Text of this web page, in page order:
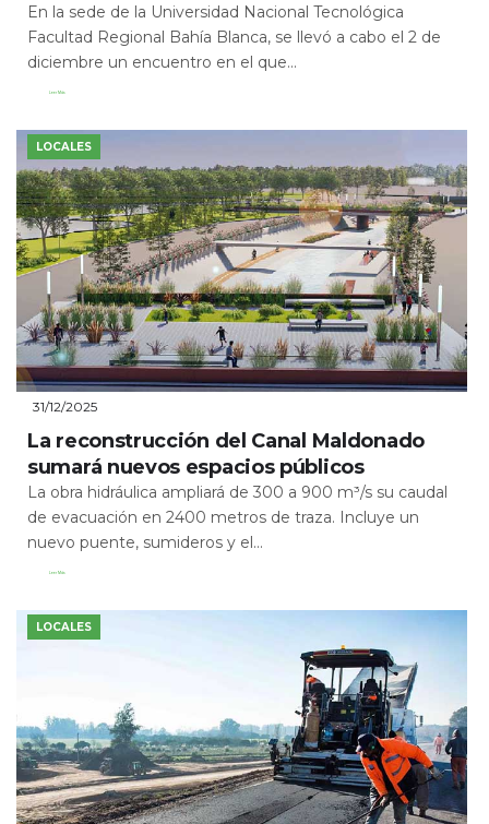
En la sede de la Universidad Nacional Tecnológica
Facultad Regional Bahía Blanca, se llevó a cabo el 2 de
diciembre un encuentro en el que...
Leer Más
LOCALES
31/12/2025
La reconstrucción del Canal Maldonado
sumará nuevos espacios públicos
La obra hidráulica ampliará de 300 a 900 m³/s su caudal
de evacuación en 2400 metros de traza. Incluye un
nuevo puente, sumideros y el...
Leer Más
LOCALES